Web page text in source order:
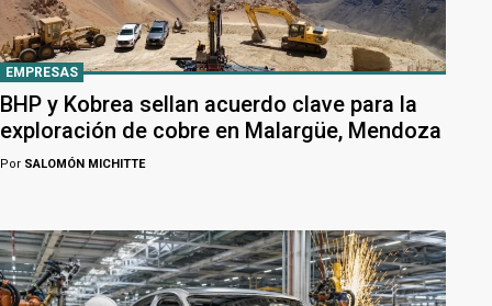
EMPRESAS
BHP y Kobrea sellan acuerdo clave para la
exploración de cobre en Malargüe, Mendoza
Por SALOMÓN MICHITTE